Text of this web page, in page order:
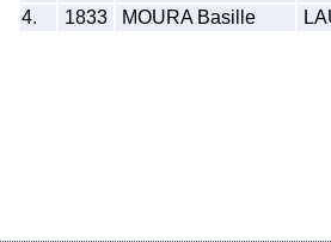
4.
1833 MOURA Basille